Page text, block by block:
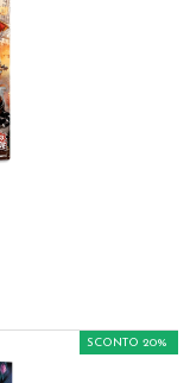
SCONTO 20%